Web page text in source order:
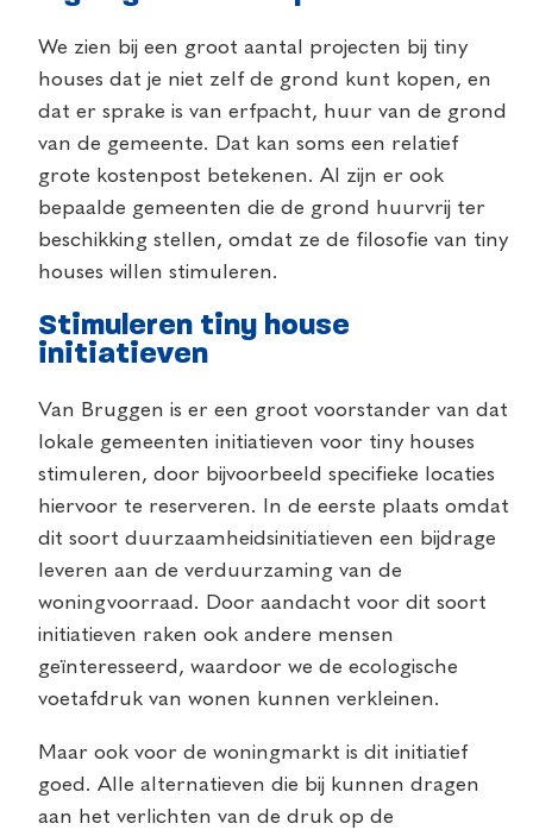
We zien bij een groot aantal projecten bij tiny
houses dat je niet zelf de grond kunt kopen, en
dat er sprake is van erfpacht, huur van de grond
van de gemeente. Dat kan soms een relatief
grote kostenpost betekenen. Al zijn er ook
bepaalde gemeenten die de grond huurvrij ter
beschikking stellen, omdat ze de filosofie van tiny
houses willen stimuleren.
Stimuleren tiny house
initiatieven
Van Bruggen is er een groot voorstander van dat
lokale gemeenten initiatieven voor tiny houses
stimuleren, door bijvoorbeeld specifieke locaties
hiervoor te reserveren. In de eerste plaats omdat
dit soort duurzaamheidsinitiatieven een bijdrage
leveren aan de verduurzaming van de
woningvoorraad. Door aandacht voor dit soort
initiatieven raken ook andere mensen
geïnteresseerd, waardoor we de ecologische
voetafdruk van wonen kunnen verkleinen.
Maar ook voor de woningmarkt is dit initiatief
goed. Alle alternatieven die bij kunnen dragen
aan het verlichten van de druk op de